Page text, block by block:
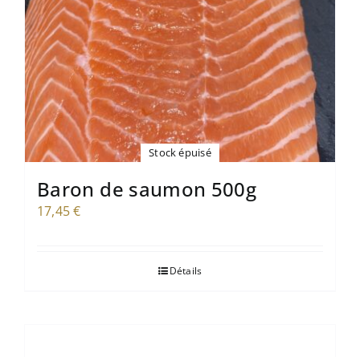
Stock épuisé
Baron de saumon 500g
17,45€
Détails